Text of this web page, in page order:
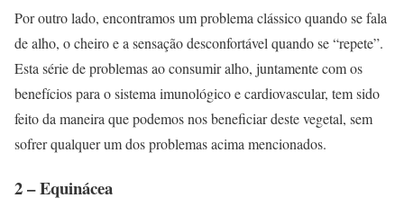
Por outro lado, encontramos um problema clássico quando se fala
de alho, o cheiro e a sensação desconfortável quando se “repete”.
Esta série de problemas ao consumir alho, juntamente com os
benefícios para o sistema imunológico e cardiovascular, tem sido
feito da maneira que podemos nos beneficiar deste vegetal, sem
sofrer qualquer um dos problemas acima mencionados.
2 – Equinácea